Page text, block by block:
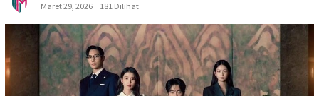
Maret 29, 2026
181 Dilihat